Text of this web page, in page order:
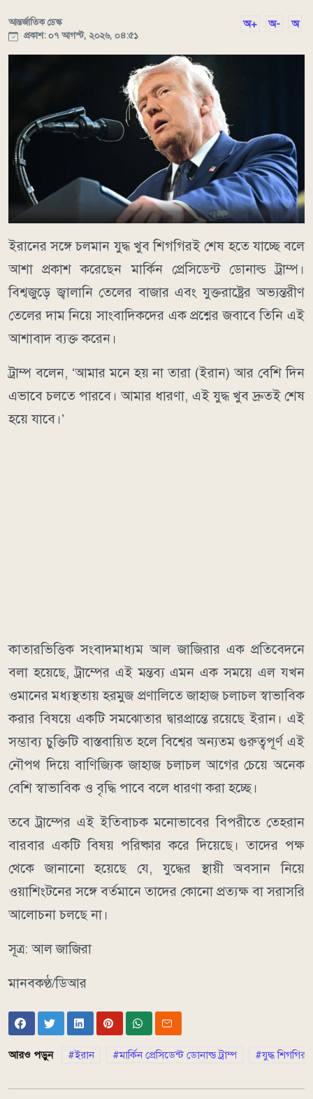
আন্তর্জাতিক ডেস্ক
প্রকাশ: ০৭ আগস্ট, ২০২৬, ০৪:৫১
অ+ অ- অ
ইরানের সঙ্গে চলমান যুদ্ধ খুব শিগগিরই শেষ হতে যাচ্ছে বলে
আশা প্রকাশ করেছেন মার্কিন প্রেসিডেন্ট ডোনাল্ড ট্রাম্প।
বিশ্বজুড়ে জ্বালানি তেলের বাজার এবং যুক্তরাষ্ট্রের অভ্যন্তরীণ
তেলের দাম নিয়ে সাংবাদিকদের এক প্রশ্নের জবাবে তিনি এই
আশাবাদ ব্যক্ত করেন।
ট্রাম্প বলেন, ‘আমার মনে হয় না তারা (ইরান) আর বেশি দিন
এভাবে চলতে পারবে। আমার ধারণা, এই যুদ্ধ খুব দ্রুতই শেষ
হয়ে যাবে।’
কাতারভিত্তিক সংবাদমাধ্যম আল জাজিরার এক প্রতিবেদনে
বলা হয়েছে, ট্রাম্পের এই মন্তব্য এমন এক সময়ে এল যখন
ওমানের মধ্যস্থতায় হরমুজ প্রণালিতে জাহাজ চলাচল স্বাভাবিক
করার বিষয়ে একটি সমঝোতার দ্বারপ্রান্তে রয়েছে ইরান। এই
সম্ভাব্য চুক্তিটি বাস্তবায়িত হলে বিশ্বের অন্যতম গুরুত্বপূর্ণ এই
নৌপথ দিয়ে বাণিজ্যিক জাহাজ চলাচল আগের চেয়ে অনেক
বেশি স্বাভাবিক ও বৃদ্ধি পাবে বলে ধারণা করা হচ্ছে।
তবে ট্রাম্পের এই ইতিবাচক মনোভাবের বিপরীতে তেহরান
বারবার একটি বিষয় পরিষ্কার করে দিয়েছে। তাদের পক্ষ
থেকে জানানো হয়েছে যে, যুদ্ধের স্থায়ী অবসান নিয়ে
ওয়াশিংটনের সঙ্গে বর্তমানে তাদের কোনো প্রত্যক্ষ বা সরাসরি
আলোচনা চলছে না।
সূত্র: আল জাজিরা
মানবকণ্ঠ/ডিআর
আরও পড়ুন ইরান মার্কিন প্রেসিডেন্ট ডোনাল্ড ট্রাম্প যুদ্ধ